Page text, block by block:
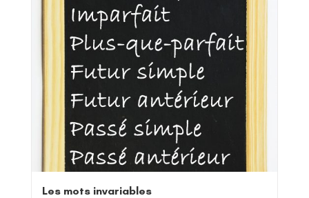
Les mots invariables